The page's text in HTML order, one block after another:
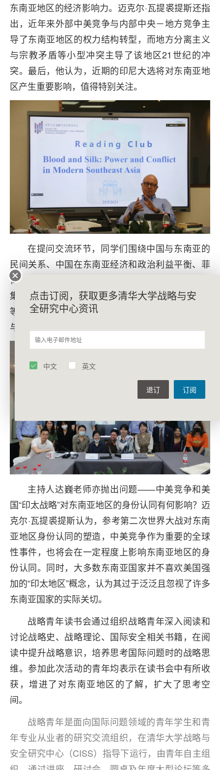
东南亚地区的经济影响力。迈克尔·瓦提裘提斯还指
出，近年来外部中美竞争与内部中央－地方竞争主
导了东南亚地区的权力结构转型，而地方分离主义
与宗教矛盾等小型冲突主导了该地区21世纪的冲
突。最后，他认为，近期的印尼大选将对东南亚地
区产生重要影响，值得特别关注。
在提问交流环节，同学们围绕中国与东南亚的
民间关系、中国在东南亚经济和政治利益平衡、菲
律宾与中美两国的关系、东南亚的政治改革、中央
集权弱化、伊斯兰教的影响及东南亚地区腐败治理
等议题提问，迈克尔·瓦提裘提斯结合个人学术经历
与研究经验一一解答。
主持人达巍老师亦抛出问题——中美竞争和美
国“印太战略”对东南亚地区的身份认同有何影响？迈
克尔·瓦提裘提斯认为，参考第二次世界大战对东南
亚地区身份认同的塑造，中美竞争作为重要的全球
性事件，也将会在一定程度上影响东南亚地区的身
份认同。同时，大多数东南亚国家并不喜欢美国强
加的“印太地区”概念，认为其过于泛泛且忽视了许多
东南亚国家的实际关切。
战略青年读书会通过组织战略青年深入阅读和
讨论战略史、战略理论、国际安全相关书籍，在阅
读中提升战略意识，培养思考国际问题时的战略思
维。参加此次活动的青年均表示在读书会中有所收
获，增进了对东南亚地区的了解，扩大了思考空
间。
战略青年是面向国际问题领域的青年学生和青
年专业从业者的研究交流组织，在清华大学战略与
安全研究中心（CISS）指导下运行，由青年自主组
点击订阅，获取更多清华大学战略与安
全研究中心资讯
中文 英文
订阅
退订